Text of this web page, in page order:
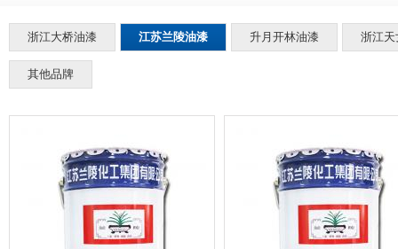
浙江大桥油漆 江苏兰陵油漆 升月开林油漆 浙江天
其他品牌